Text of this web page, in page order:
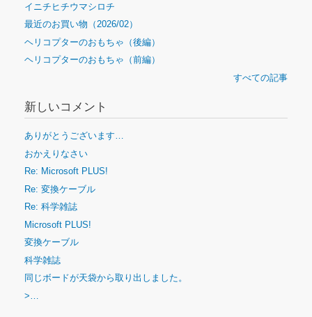
イニチヒチウマシロチ
最近のお買い物（2026/02）
ヘリコプターのおもちゃ（後編）
ヘリコプターのおもちゃ（前編）
すべての記事
新しいコメント
ありがとうございます…
おかえりなさい
Re: Microsoft PLUS!
Re: 変換ケーブル
Re: 科学雑誌
Microsoft PLUS!
変換ケーブル
科学雑誌
同じボードが天袋から取り出しました。
>…